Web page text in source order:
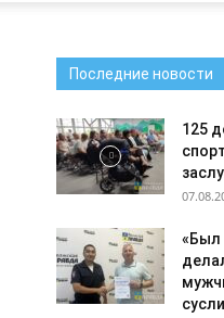
Последние новости
125
«Был